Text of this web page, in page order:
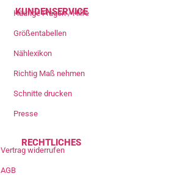
KUNDENSERVICE
Häufige Fragen / Hilfe
Größentabellen
Nählexikon
Richtig Maß nehmen
Schnitte drucken
Presse
RECHTLICHES
Vertrag widerrufen
AGB